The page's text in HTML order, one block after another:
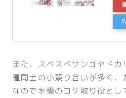
また、スベスベサンゴヤド
種同士の小競り合いが多く、
なので水槽のコケ取り役とし